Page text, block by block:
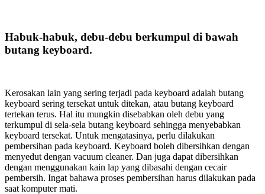
Habuk-habuk, debu-debu berkumpul di bawah
butang keyboard.
Kerosakan lain yang sering terjadi pada keyboard adalah butang
keyboard sering tersekat untuk ditekan, atau butang keyboard
tertekan terus. Hal itu mungkin disebabkan oleh debu yang
terkumpul di sela-sela butang keyboard sehingga menyebabkan
keyboard tersekat. Untuk mengatasinya, perlu dilakukan
pembersihan pada keyboard. Keyboard boleh dibersihkan dengan
menyedut dengan vacuum cleaner. Dan juga dapat dibersihkan
dengan menggunakan kain lap yang dibasahi dengan cecair
pembersih. Ingat bahawa proses pembersihan harus dilakukan pada
saat komputer mati.